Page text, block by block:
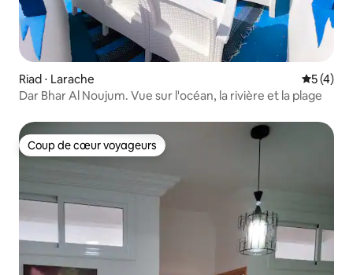
Riad ⋅ Larache
5 (4)
Dar Bhar Al Noujum. Vue sur l'océan, la rivière et la plage
Coup de cœur voyageurs
Coup de cœur voyageurs